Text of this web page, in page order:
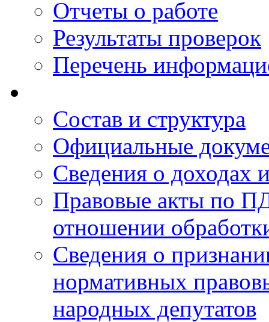
Отчеты о работе
Результаты проверок
Перечень
Состав и структура
Официальные
Сведения о доходах
Правовые акты по
отношении
Сведения о
нормативных
народных депутатов